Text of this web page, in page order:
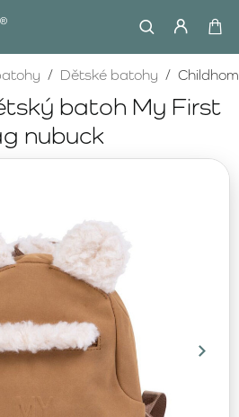
batoh My First
nubuck
Dětské batohy